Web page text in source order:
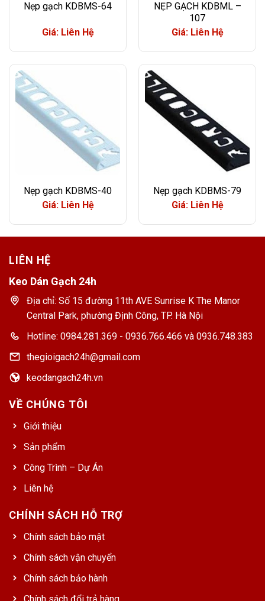
Nẹp gạch KDBMS-64
Giá: Liên Hệ
NẸP GẠCH KDBML –
107
Giá: Liên Hệ
Nẹp gạch KDBMS-40
Giá: Liên Hệ
Nẹp gạch KDBMS-79
Giá: Liên Hệ
LIÊN HỆ
Keo Dán Gạch 24h
Địa chỉ: Số 15 đường 11th AVE Sunrise K The Manor
Central Park, phường Định Công, TP. Hà Nội
Hotline: 0984.281.369 - 0936.766.466 và 0936.748.383
thegioigach24h@gmail.com
keodangach24h.vn
VỀ CHÚNG TÔI
Giới thiệu
Sản phẩm
Công Trình – Dự Án
Liên hệ
CHÍNH SÁCH HỖ TRỢ
Chính sách bảo mật
Chính sách vận chuyển
Chính sách bảo hành